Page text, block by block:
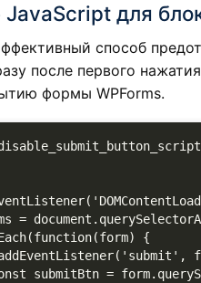
для
способ
после первого
формы WPForms.